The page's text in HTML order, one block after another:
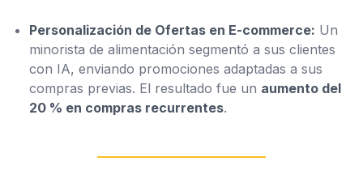
Personalización de Ofertas en E-commerce: Un
minorista de alimentación segmentó a sus clientes
con IA, enviando promociones adaptadas a sus
compras previas. El resultado fue un aumento del
20 % en compras recurrentes.